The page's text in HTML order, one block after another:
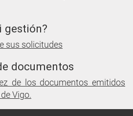
gestión?
sus solicitudes
documentos
de los documentos emitidos
Vigo.